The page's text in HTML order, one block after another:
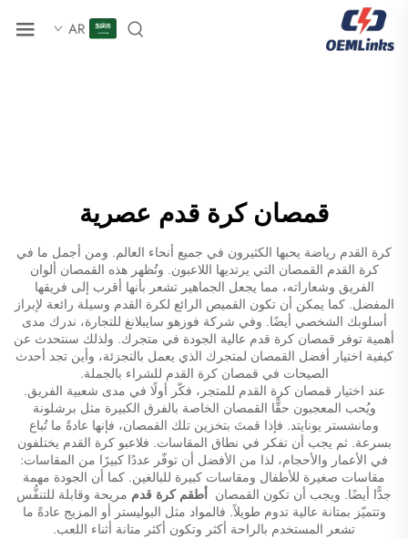
AR
قمصان كرة قدم عصرية
كرة القدم رياضة يحبها الكثيرون في جميع أنحاء العالم. ومن أجمل ما في
كرة القدم القمصان التي يرتديها اللاعبون. وتُظهر هذه القمصان ألوان
الفريق وشعاراته، مما يجعل الجماهير تشعر بأنها أقرب إلى فريقها
المفضل. كما يمكن أن تكون القميص الرائع لكرة القدم وسيلة رائعة لإبراز
أسلوبك الشخصي أيضًا. وفي شركة فوزهو سايبلانغ للتجارة، ندرك مدى
أهمية توفر قمصان كرة قدم عالية الجودة في متجرك. ولذلك سنتحدث عن
كيفية اختيار أفضل القمصان لمتجرك الذي يعمل بالتجزئة، وأين تجد أحدث
الصيحات في قمصان كرة القدم للشراء بالجملة.
عند اختيار قمصان كرة القدم للمتجر، فكّر أولًا في مدى شعبية الفريق.
ويُحب المعجبون حقًّا القمصان الخاصة بالفرق الكبيرة مثل برشلونة
ومانشستر يونايتد. فإذا قمتَ بتخزين تلك القمصان، فإنها عادةً ما تُباع
بسرعة. ثم يجب أن تفكر في نطاق المقاسات. فلاعبو كرة القدم يختلفون
في الأعمار والأحجام، لذا من الأفضل أن توفّر عددًا كبيرًا من المقاسات:
مقاسات صغيرة للأطفال ومقاسات كبيرة للبالغين. كما أن الجودة مهمة
جدًّا أيضًا. ويجب أن تكون القمصان أطقم كرة قدم مريحة وقابلة للتنفُّس
وتتميّز بمتانة عالية تدوم طويلاً. فالمواد مثل البوليستر أو المزيج عادةً ما
تشعر المستخدم بالراحة أكثر وتكون أكثر متانة أثناء اللعب.